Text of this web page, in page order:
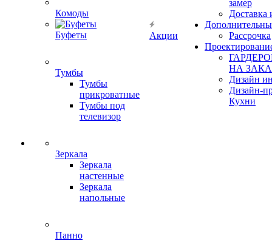
Комоды
Буфеты
Тумбы
Тумбы
прикроватные
Тумбы под
телевизор
Зеркала
Зеркала
настенные
Зеркала
напольные
Панно
Акции
замер
Доставка
Рассрочка
НА
Дизайн
Дизайн-
Кухни